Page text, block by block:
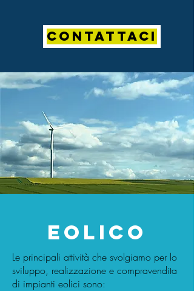
CONTATTACI
Eolico
Le principali attività che svolgiamo per lo
sviluppo, realizzazione e compravendita
di impianti eolici sono: